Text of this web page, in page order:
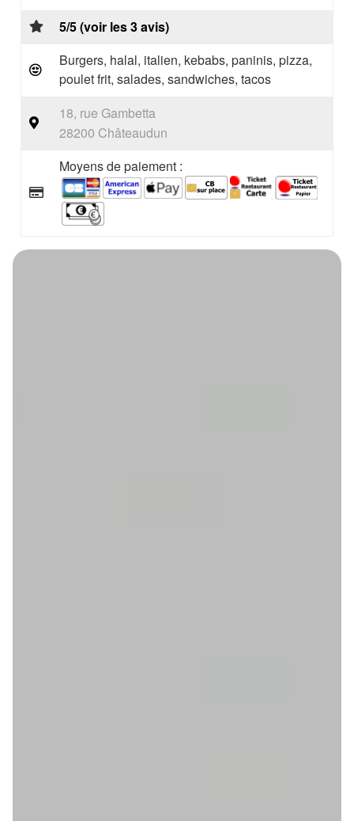
5/5 (voir les 3 avis)
Burgers, halal, italien, kebabs, paninis, pizza,
poulet frit, salades, sandwiches, tacos
18, rue Gambetta
28200 Châteaudun
Moyens de paiement :